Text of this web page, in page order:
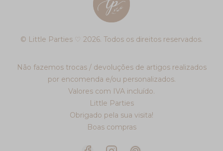
© Little Parties ♡ 2026. Todos os direitos reservados.
Não fazemos trocas / devoluções de artigos realizados
por encomenda e/ou personalizados.
Valores com IVA incluído.
Little Parties
Obrigado pela sua visita!
Boas compras